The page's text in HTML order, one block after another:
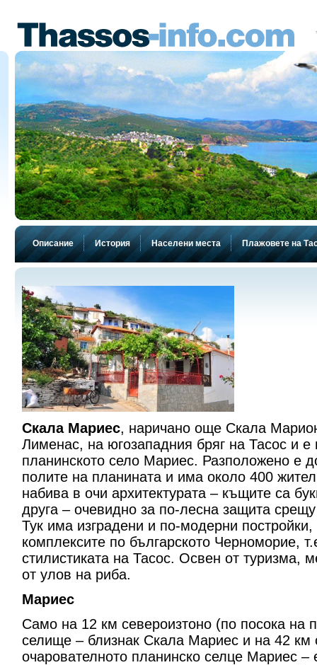
Описание История Населени места Плажовете на
Скала Мариес, наричано още Скала
Лименас, на югозападния бряг на Тасос и е
планинското село Мариес. Разположено е
полите на планината и има около 400
набива в очи архитектурата – къщите са
друга – очевидно за по-лесна защита
Тук има изградени и по-модерни
комплексите по българското Черноморие,
стилистиката на Тасос. Освен от туризма,
от улов на риба.
Мариес
Само на 12 км североизтоно (по посока на
селище – близнак Скала Мариес и на 42 км
очарователното планинско селце Мариес –